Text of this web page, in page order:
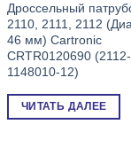
Дроссельный
2110, 2111, 2112
46 мм) Cartronic
CRTR0120690 (2112-
1148010-12)
ЧИТАТЬ ДАЛЕЕ